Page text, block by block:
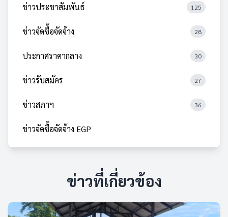
ข่าวประชาสัมพันธ์ 125
ข่าวจัดซื้อจัดจ้าง 28
ประกาศราคากลาง 30
ข่าวรับสมัคร 27
ข่าวสภาฯ 36
ข่าวจัดซื้อจัดจ้าง EGP
ข่าวที่เกี่ยวข้อง